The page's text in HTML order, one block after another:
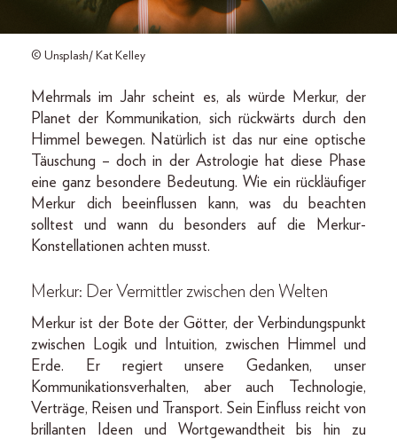
© Unsplash/ Kat Kelley
Mehrmals im Jahr scheint es, als würde Merkur, der
Planet der Kommunikation, sich rückwärts durch den
Himmel bewegen. Natürlich ist das nur eine optische
Täuschung – doch in der Astrologie hat diese Phase
eine ganz besondere Bedeutung. Wie ein rückläufiger
Merkur dich beeinflussen kann, was du beachten
solltest und wann du besonders auf die Merkur-
Konstellationen achten musst.
Merkur: Der Vermittler zwischen den Welten
Merkur ist der Bote der Götter, der Verbindungspunkt
zwischen Logik und Intuition, zwischen Himmel und
Erde. Er regiert unsere Gedanken, unser
Kommunikationsverhalten, aber auch Technologie,
Verträge, Reisen und Transport. Sein Einfluss reicht von
brillanten Ideen und Wortgewandtheit bis hin zu